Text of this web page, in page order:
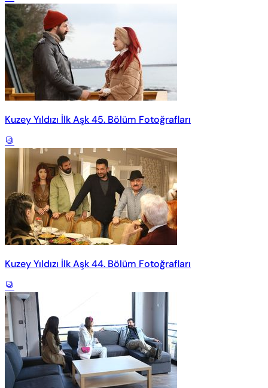
Kuzey Yıldızı İlk Aşk 45. Bölüm Fotoğrafları
Kuzey Yıldızı İlk Aşk 44. Bölüm Fotoğrafları